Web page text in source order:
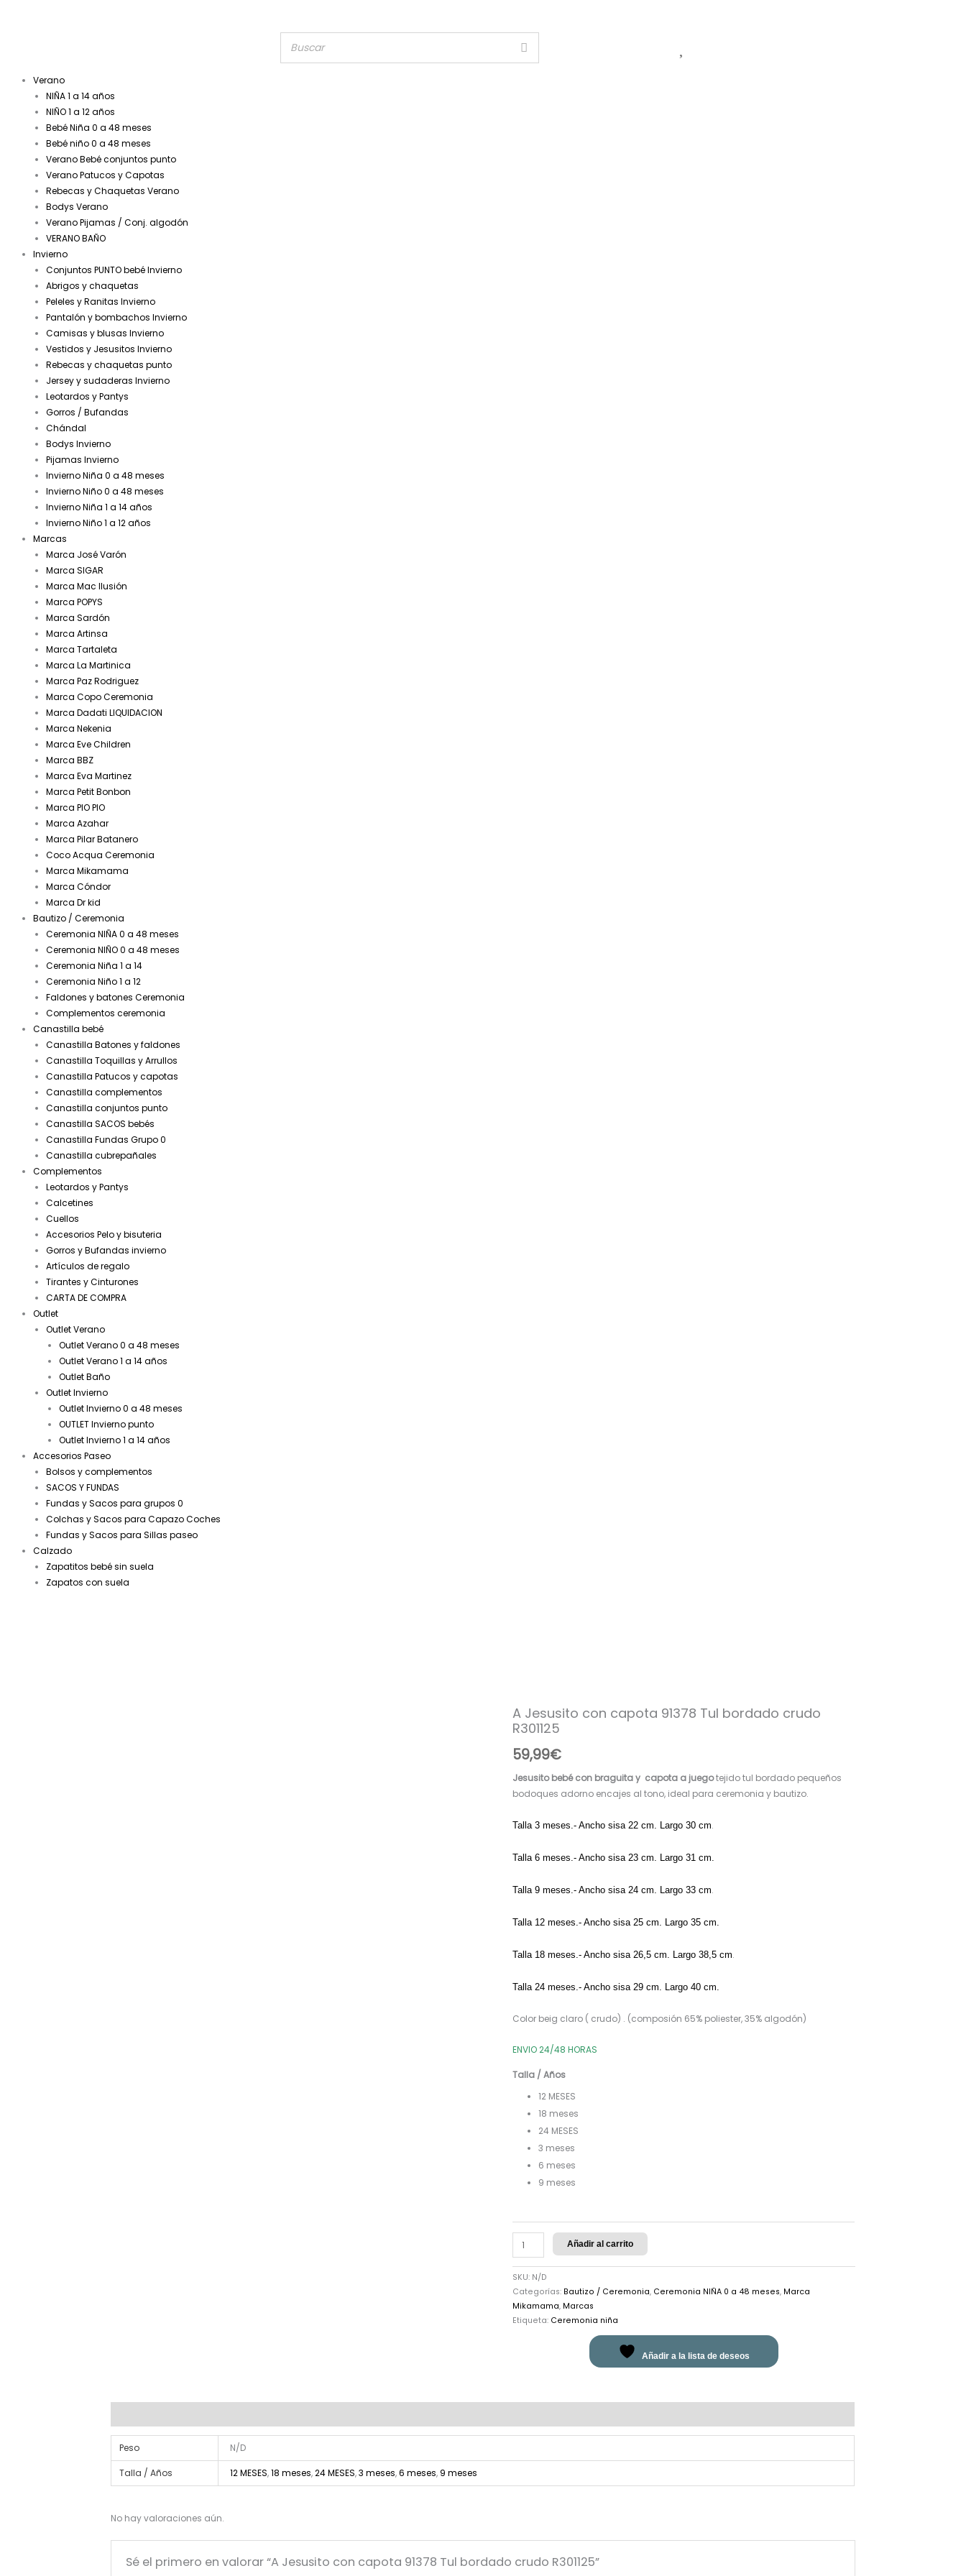
Verano
NIÑA 1 a 14 años
NIÑO 1 a 12 años
Bebé Niña 0 a 48 meses
Bebé niño 0 a 48 meses
Verano Bebé conjuntos punto
Verano Patucos y Capotas
Rebecas y Chaquetas Verano
Bodys Verano
Verano Pijamas / Conj. algodón
VERANO BAÑO
Invierno
Conjuntos PUNTO bebé Invierno
Abrigos y chaquetas
Peleles y Ranitas Invierno
Pantalón y bombachos Invierno
Camisas y blusas Invierno
Vestidos y Jesusitos Invierno
Rebecas y chaquetas punto
Jersey y sudaderas Invierno
Leotardos y Pantys
Gorros / Bufandas
Chándal
Bodys Invierno
Pijamas Invierno
Invierno Niña 0 a 48 meses
Invierno Niño 0 a 48 meses
Invierno Niña 1 a 14 años
Invierno Niño 1 a 12 años
Marcas
Marca José Varón
Marca SIGAR
Marca Mac Ilusión
Marca POPYS
Marca Sardón
Marca Artinsa
Marca Tartaleta
Marca La Martinica
Marca Paz Rodriguez
Marca Copo Ceremonia
Marca Dadati LIQUIDACION
Marca Nekenia
Marca Eve Children
Marca BBZ
Marca Eva Martinez
Marca Petit Bonbon
Marca PIO PIO
Marca Azahar
Marca Pilar Batanero
Coco Acqua Ceremonia
Marca Mikamama
Marca Cóndor
Marca Dr kid
Bautizo / Ceremonia
Ceremonia NIÑA 0 a 48 meses
Ceremonia NIÑO 0 a 48 meses
Ceremonia Niña 1 a 14
Ceremonia Niño 1 a 12
Faldones y batones Ceremonia
Complementos ceremonia
Canastilla bebé
Canastilla Batones y faldones
Canastilla Toquillas y Arrullos
Canastilla Patucos y capotas
Canastilla complementos
Canastilla conjuntos punto
Canastilla SACOS bebés
Canastilla Fundas Grupo 0
Canastilla cubrepañales
Complementos
Leotardos y Pantys
Calcetines
Cuellos
Accesorios Pelo y bisuteria
Gorros y Bufandas invierno
Artículos de regalo
Tirantes y Cinturones
CARTA DE COMPRA
Outlet
Outlet Verano
Outlet Verano 0 a 48 meses
Outlet Verano 1 a 14 años
Outlet Baño
Outlet Invierno
Outlet Invierno 0 a 48 meses
OUTLET Invierno punto
Outlet Invierno 1 a 14 años
Accesorios Paseo
Bolsos y complementos
SACOS Y FUNDAS
Fundas y Sacos para grupos 0
Colchas y Sacos para Capazo Coches
Fundas y Sacos para Sillas paseo
Calzado
Zapatitos bebé sin suela
Zapatos con suela
A Jesusito con capota 91378 Tul bordado crudo
R301125
59,99€
Jesusito bebé con braguita y capota a juegotejido tul bordado pequeños
bodoques adorno encajes al tono, ideal para ceremonia y bautizo.
Talla 3 meses.- Ancho sisa 22 cm. Largo 30 cm.
Talla 6 meses.- Ancho sisa 23 cm. Largo 31 cm.
Talla 9 meses.- Ancho sisa 24 cm. Largo 33 cm.
Talla 12 meses.- Ancho sisa 25 cm. Largo 35 cm.
Talla 18 meses.- Ancho sisa 26,5 cm. Largo 38,5 cm.
Talla 24 meses.- Ancho sisa 29 cm. Largo 40 cm.
Color beig claro ( crudo) . (composión 65% poliester, 35% algodón)
ENVIO 24/48 HORAS
Talla / Años
12 MESES
18 meses
24 MESES
3 meses
6 meses
9 meses
A
Jesusito
capota
91378
Tul
crudo
cantidad
Añadir al carrito
SKU: N/D
Categorías: Bautizo / Ceremonia, Ceremonia NIÑA 0 a 48 meses, Marca
Mikamama, Marcas
Etiqueta: Ceremonia niña
Añadir a la lista de deseos
Peso N/D
Talla / Años 12 MESES,18 meses,24 MESES,3 meses,6 meses, 9 meses
No hay valoraciones aún.
Sé el primero en valorar “A Jesusito con capota 91378 Tul bordado crudo R301125”